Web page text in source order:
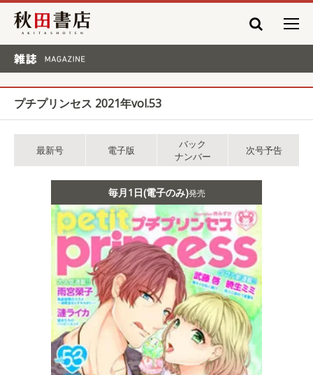
秋田書店
プチプリンセス 2021年vol.53
最新号 電子版
バック
ナンバー
次号予告
毎月1日(電子のみ)発売